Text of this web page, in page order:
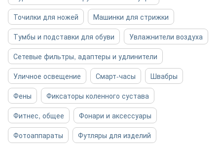
Точилки для ножей
Машинки для стрижки
Тумбы и подставки для обуви
Увлажнители воздуха
Сетевые фильтры, адаптеры и удлинители
Уличное освещение
Смарт-часы
Швабры
Фены
Фиксаторы коленного сустава
Фитнес, общее
Фонари и аксессуары
Фотоаппараты
Футляры для изделий